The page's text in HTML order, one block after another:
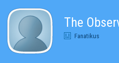
The
Fanatikus